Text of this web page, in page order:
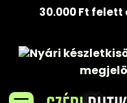
30.000 Ft felett
Nyári